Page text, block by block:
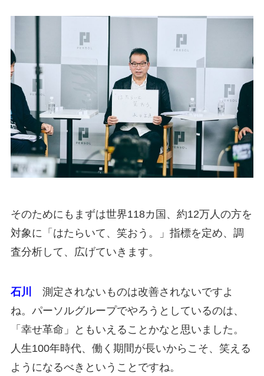
そのためにもまずは世界118カ国、約12万人の方を
対象に「はたらいて、笑おう。」指標を定め、調
査分析して、広げていきます。
石川
測定されないものは改善されないですよ
ね。パーソルグループでやろうとしているのは、
「幸せ革命」ともいえることかなと思いました。
人生100年時代、働く期間が長いからこそ、笑える
ようになるべきということですね。